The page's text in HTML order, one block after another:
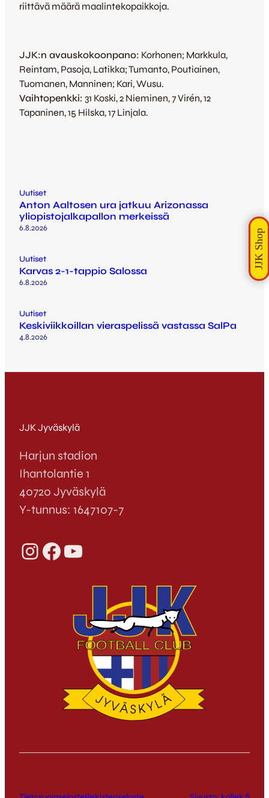
riittävä määrä maalintekopaikkoja.
JJK:n avauskokoonpano: Korhonen; Markkula,
Reintam, Pasoja, Latikka; Tumanto, Poutiainen,
Tuomanen, Manninen; Kari, Wusu.
Vaihtopenkki: 31 Koski, 2 Nieminen, 7 Virén, 12
Tapaninen, 15 Hilska, 17 Linjala.
Uutiset
Anton Aaltosen ura jatkuu Arizonassa
yliopistojalkapallon merkeissä
6.8.2026
Uutiset
Karvas 2-1-tappio Salossa
6.8.2026
Uutiset
Keskiviikkoillan vieraspelissä vastassa SalPa
4.8.2026
JJK Jyväskylä
Harjun stadion
Ihantolantie 1
40720 Jyväskylä
Y-tunnus: 1647107-7
InstagramFacebook YouTube